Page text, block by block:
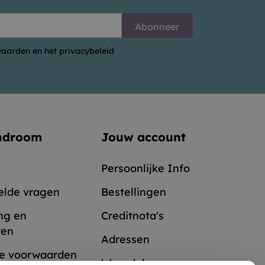
en het privacybeleid
vragen
en
voorwaarden
Jouw account
Persoonlijke Info
Bestellingen
Creditnota's
Adressen